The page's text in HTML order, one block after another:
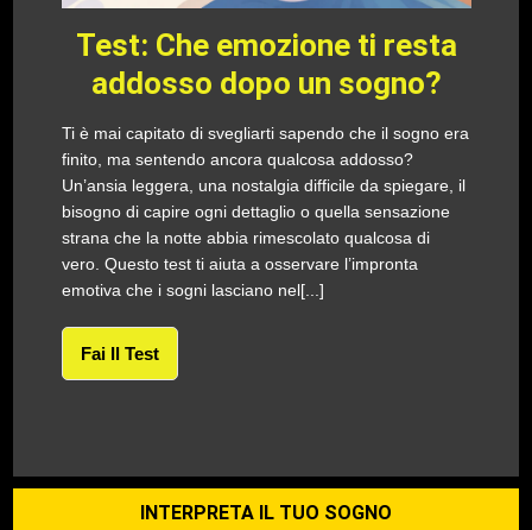
Test: Che emozione ti resta
addosso dopo un sogno?
Ti è mai capitato di svegliarti sapendo che il sogno era
finito, ma sentendo ancora qualcosa addosso?
Un’ansia leggera, una nostalgia difficile da spiegare, il
bisogno di capire ogni dettaglio o quella sensazione
strana che la notte abbia rimescolato qualcosa di
vero. Questo test ti aiuta a osservare l’impronta
emotiva che i sogni lasciano nel[...]
Fai Il Test
INTERPRETA IL TUO SOGNO